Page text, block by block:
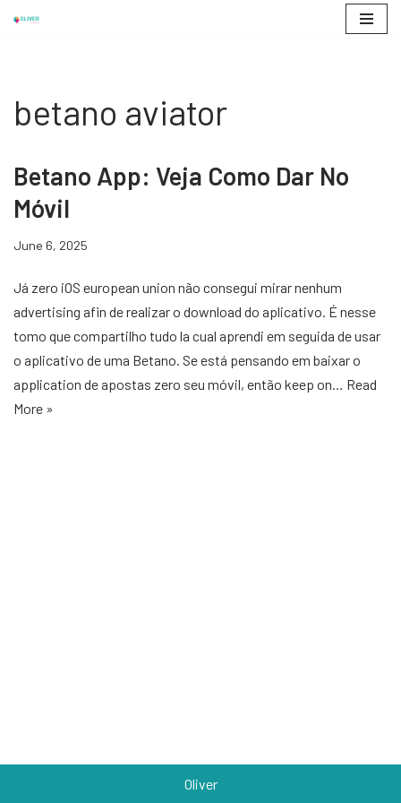
content
betano aviator
Betano App: Veja Como Dar No
Móvil
June 6, 2025
Já zero iOS european union não consegui mirar nenhum
advertising afin de realizar o download do aplicativo. É nesse
tomo que compartilho tudo la cual aprendi em seguida de usar
o aplicativo de uma Betano. Se está pensando em baixar o
application de apostas zero seu móvil, então keep on… Read
More »
Oliver